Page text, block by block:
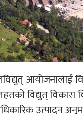
आयोजनालाई
विद्युत्
उत्पादन